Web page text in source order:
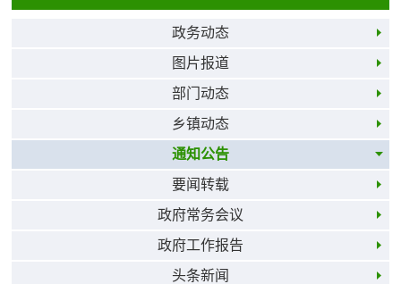
政务动态
图片报道
部门动态
乡镇动态
通知公告
要闻转载
政府常务会议
政府工作报告
头条新闻